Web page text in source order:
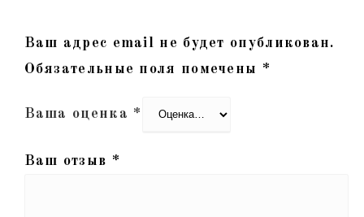
Ваш адрес email не будет опубликован.
Обязательные поля помечены *
Ваша оценка *
Ваш отзыв *